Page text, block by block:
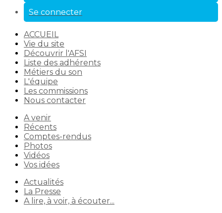
Se connecter
ACCUEIL
Vie du site
Découvrir l'AFSI
Liste des adhérents
Métiers du son
L'équipe
Les commissions
Nous contacter
A venir
Récents
Comptes-rendus
Photos
Vidéos
Vos idées
Actualités
La Presse
A lire, à voir, à écouter...